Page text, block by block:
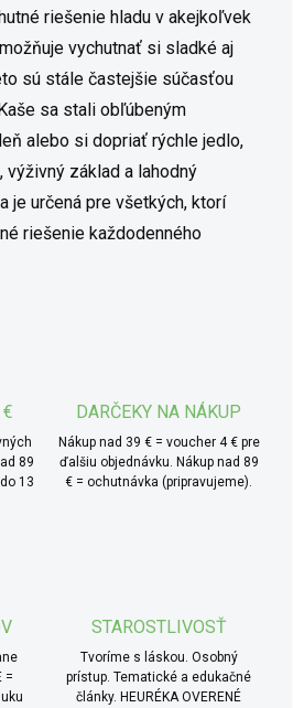
riešenie hladu v akejkoľvek
vychutnať si sladké aj
sú stále častejšie súčasťou
sa stali obľúbeným
alebo si dopriať rýchle jedlo,
základ a lahodný
je určená pre všetkých, ktorí
riešenie každodenného
89
13
DARČEKY NA NÁKUP
Nákup nad 39 € = voucher 4 € pre
ďalšiu objednávku. Nákup nad 89
€ = ochutnávka (pripravujeme).
=
STAROSTLIVOSŤ
Tvoríme s láskou. Osobný
prístup. Tematické a edukačné
články. HEURÉKA OVERENÉ